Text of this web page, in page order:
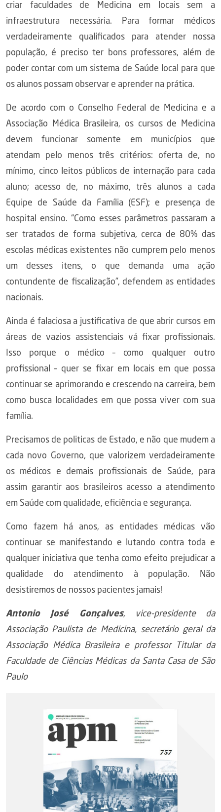
criar faculdades de Medicina em locais sem a
infraestrutura necessária. Para formar médicos
verdadeiramente qualificados para atender nossa
população, é preciso ter bons professores, além de
poder contar com um sistema de Saúde local para que
os alunos possam observar e aprender na prática.
De acordo com o Conselho Federal de Medicina e a
Associação Médica Brasileira, os cursos de Medicina
devem funcionar somente em municípios que
atendam pelo menos três critérios: oferta de, no
mínimo, cinco leitos públicos de internação para cada
aluno; acesso de, no máximo, três alunos a cada
Equipe de Saúde da Família (ESF); e presença de
hospital ensino. “Como esses parâmetros passaram a
ser tratados de forma subjetiva, cerca de 80% das
escolas médicas existentes não cumprem pelo menos
um desses itens, o que demanda uma ação
contundente de fiscalização”, defendem as entidades
nacionais.
Ainda é falaciosa a justificativa de que abrir cursos em
áreas de vazios assistenciais vá fixar profissionais.
Isso porque o médico – como qualquer outro
profissional – quer se fixar em locais em que possa
continuar se aprimorando e crescendo na carreira, bem
como busca localidades em que possa viver com sua
família.
Precisamos de politicas de Estado, e não que mudem a
cada novo Governo, que valorizem verdadeiramente
os médicos e demais profissionais de Saúde, para
assim garantir aos brasileiros acesso a atendimento
em Saúde com qualidade, eficiência e segurança.
Como fazem há anos, as entidades médicas vão
continuar se manifestando e lutando contra toda e
qualquer iniciativa que tenha como efeito prejudicar a
qualidade do atendimento à população. Não
desistiremos de nossos pacientes jamais!
Antonio José Gonçalves, vice-presidente da
Associação Paulista de Medicina, secretário geral da
Associação Médica Brasileira e professor Titular da
Faculdade de Ciências Médicas da Santa Casa de São
Paulo